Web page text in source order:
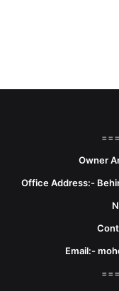
Owner
Office Address:-
Email:-